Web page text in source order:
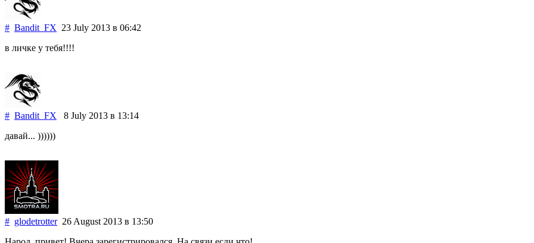
# Bandit_FX 23 July 2013 в 06:42
в личке у тебя!!!!
# Bandit_FX 8 July 2013 в 13:14
давай... ))))))
# glodetrotter26 August 2013 в 13:50